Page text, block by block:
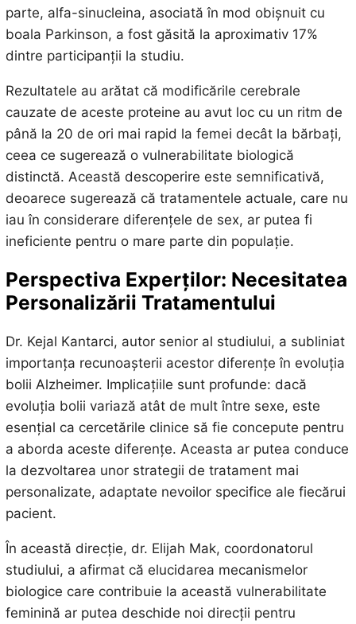
parte, alfa-sinucleina, asociată în mod obișnuit cu
boala Parkinson, a fost găsită la aproximativ 17%
dintre participanții la studiu.
Rezultatele au arătat că modificările cerebrale
cauzate de aceste proteine au avut loc cu un ritm de
până la 20 de ori mai rapid la femei decât la bărbați,
ceea ce sugerează o vulnerabilitate biologică
distinctă. Această descoperire este semnificativă,
deoarece sugerează că tratamentele actuale, care nu
iau în considerare diferențele de sex, ar putea fi
ineficiente pentru o mare parte din populație.
Perspectiva Experților: Necesitatea
Personalizării Tratamentului
Dr. Kejal Kantarci, autor senior al studiului, a subliniat
importanța recunoașterii acestor diferențe în evoluția
bolii Alzheimer. Implicațiile sunt profunde: dacă
evoluția bolii variază atât de mult între sexe, este
esențial ca cercetările clinice să fie concepute pentru
a aborda aceste diferențe. Aceasta ar putea conduce
la dezvoltarea unor strategii de tratament mai
personalizate, adaptate nevoilor specifice ale fiecărui
pacient.
În această direcție, dr. Elijah Mak, coordonatorul
studiului, a afirmat că elucidarea mecanismelor
biologice care contribuie la această vulnerabilitate
feminină ar putea deschide noi direcții pentru